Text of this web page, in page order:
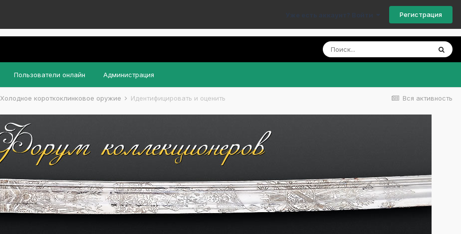
Уже есть аккаунт? Войти Регистрация
Пользователи онлайн Администрация
Вся активность
Холодное короткоклинковое оружие Идентифицировать и оценить